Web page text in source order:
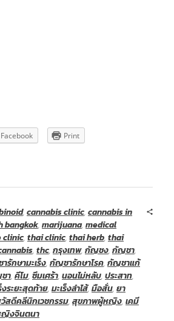
Facebook Print
,cannabis clinic,cannabis in
bangkok,marijuana,medical
clinic,thai clinic,thai herb,thai
,thc,กรุงเทพ,กัญชง,กัญชา,
รักษามะเร็ง,กัญชารักษาโรค,กัญชาแก้
า,คีโม,ซึมเศร้า,นอนไม่หลับ,ประสาท,
งระยะสุดท้าย,มะเร็งลำไส้,มือสั่น,ยา
สดีคลีนิกเวชกรรม,สุขภาพผู้หญิง,เคมี
งจินตนา